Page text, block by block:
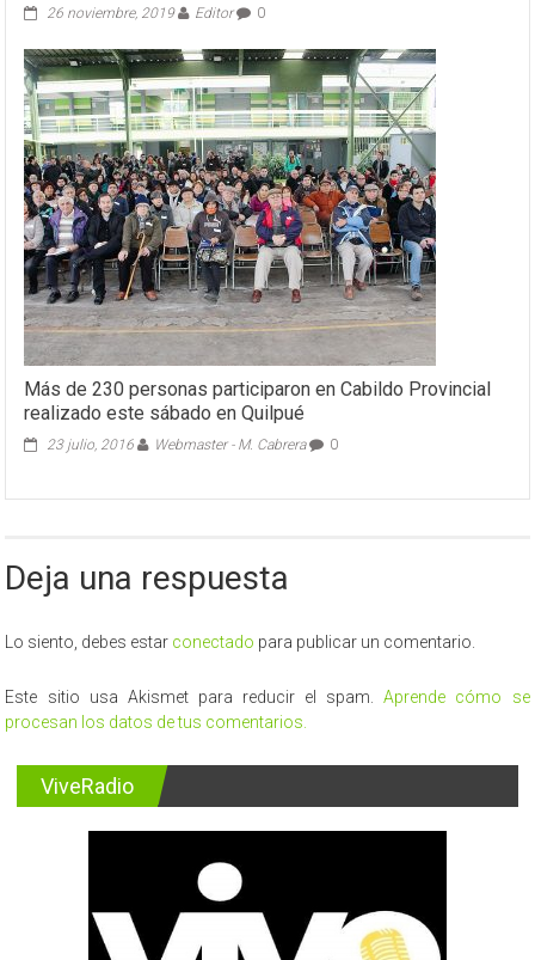
26 noviembre, 2019 Editor 0
Más de 230 personas participaron en Cabildo Provincial
realizado este sábado en Quilpué
23 julio, 2016 Webmaster - M. Cabrera 0
Deja una respuesta
Lo siento, debes estar conectado para publicar un comentario.
Este sitio usa Akismet para reducir el spam.Aprende cómo se
procesan los datos de tus comentarios.
ViveRadio